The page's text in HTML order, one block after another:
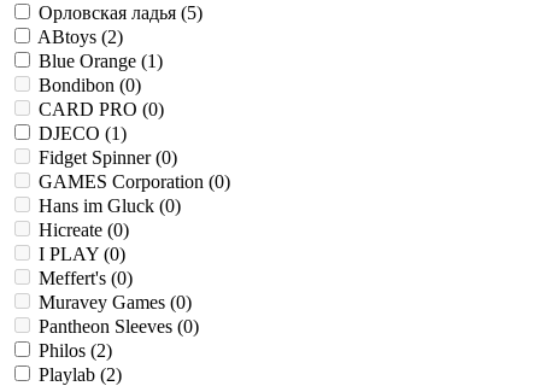
Орловская ладья (5)
ABtoys (2)
Blue Orange (1)
Bondibon (0)
CARD PRO (0)
DJECO (1)
Fidget Spinner (0)
GAMES Corporation (0)
Hans im Gluck (0)
Hicreate (0)
I PLAY (0)
Meffert's (0)
Muravey Games (0)
Pantheon Sleeves (0)
Philos (2)
Playlab (2)